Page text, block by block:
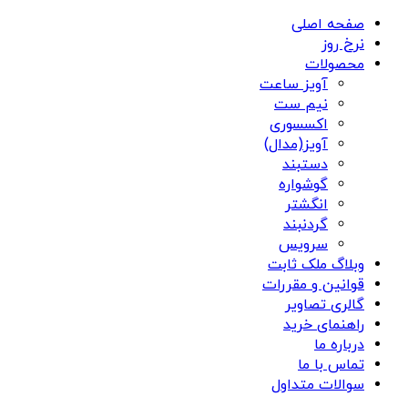
صفحه اصلی
نرخ روز
محصولات
آویز ساعت
نیم ست
اکسسوری
آویز(مدال)
دستبند
گوشواره
انگشتر
گردنبند
سرویس
وبلاگ ملک ثابت
قوانین و مقررات
گالری تصاویر
راهنمای خرید
درباره ما
تماس با ما
سوالات متداول